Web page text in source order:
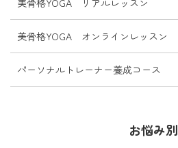
美骨格YOGA オンラインレッスン
パーソナルトレーナー養成コース
お悩み別